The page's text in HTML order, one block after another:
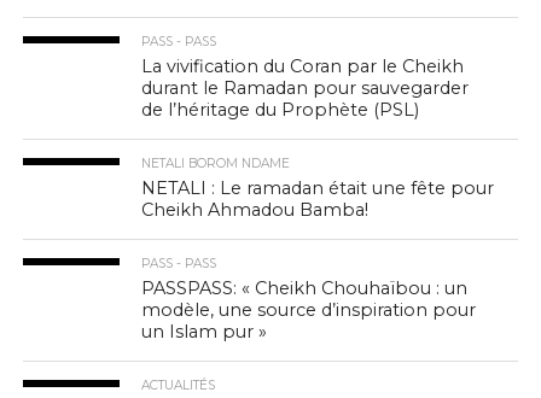
PASS - PASS
La vivification du Coran par le Cheikh
durant le Ramadan pour sauvegarder
de l’héritage du Prophète (PSL)
NETALI BOROM NDAME
NETALI : Le ramadan était une fête pour
Cheikh Ahmadou Bamba!
PASS - PASS
PASSPASS: « Cheikh Chouhaïbou : un
modèle, une source d’inspiration pour
un Islam pur »
ACTUALITÉS